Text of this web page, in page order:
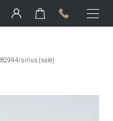
B2994/sirius (sale)